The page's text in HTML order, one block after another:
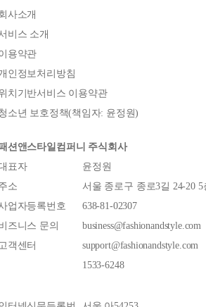
사소개
비스 소개
용약관
인정보처리방침
치기반서비스 이용약관
소년 보호정책(책임자: 윤정원)
션앤스타일컴퍼니 주식회사
표자
윤정원
소
서울 종로구 종로3길 24-20 5
업자등록번호
638-81-02307
즈니스 문의
business@fashionandstyle.com
객센터
support@fashionandstyle.com
1533-6248